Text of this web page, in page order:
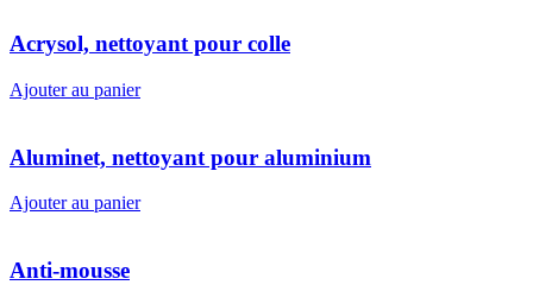
Acrysol, nettoyant pour colle
Ajouter au panier
Aluminet, nettoyant pour aluminium
Ajouter au panier
Anti-mousse